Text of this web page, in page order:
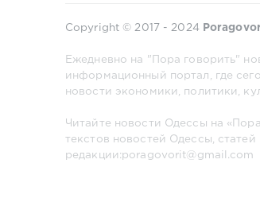
Copyright © 2017 - 2024
Ежедневно на "Пора говорить"
информационный портал, где
новости экономики, политики,
Читайте новости Одессы на
текстов новостей Одессы,
редакции:poragovorit@gmail.com